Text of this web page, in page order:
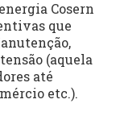
Cosern
que
(aquela
até
etc.).